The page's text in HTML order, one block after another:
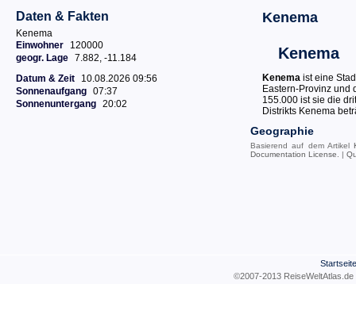
Daten & Fakten
Kenema
Einwohner
120000
geogr. Lage 7.882, -11.184
Datum & Zeit
10.08.2026 09:56
Sonnenaufgang 07:37
Sonnenuntergang 20:02
Kenema
Kenema
Kenema ist eine
Eastern-Provinz und
155.000 ist sie die
Distrikts Kenema
Geographie
Basierend auf dem Artikel
Documentation License . |
Startseite
©2007-2013